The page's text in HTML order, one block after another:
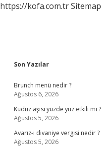
https://kofa.com.trSitemap
Sidebar
Son Yazılar
Brunch menü nedir ?
Ağustos 6, 2026
Kuduz aşısı yüzde yüz etkili mi ?
Ağustos 5, 2026
Avarız-i divaniye vergisi nedir ?
Ağustos 5, 2026